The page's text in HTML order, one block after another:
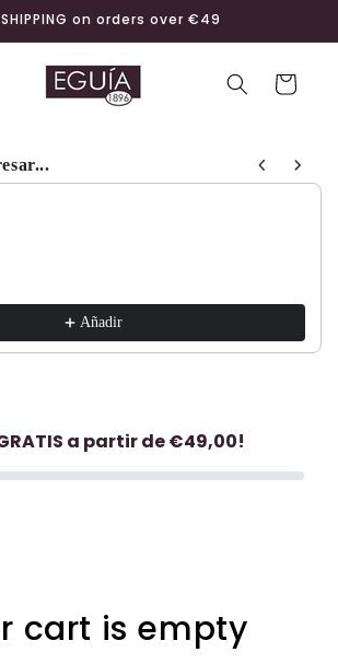
SHIPPING on orders over €49
Cart
Next buttons to navigate through
Añadir
a partir de €49,00!
cart is empty